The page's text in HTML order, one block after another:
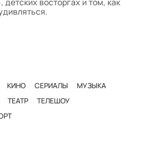
восторгах и том, как
КИНО СЕРИАЛЫ
МУЗЫКА
ТЕАТР
ТЕЛЕШОУ